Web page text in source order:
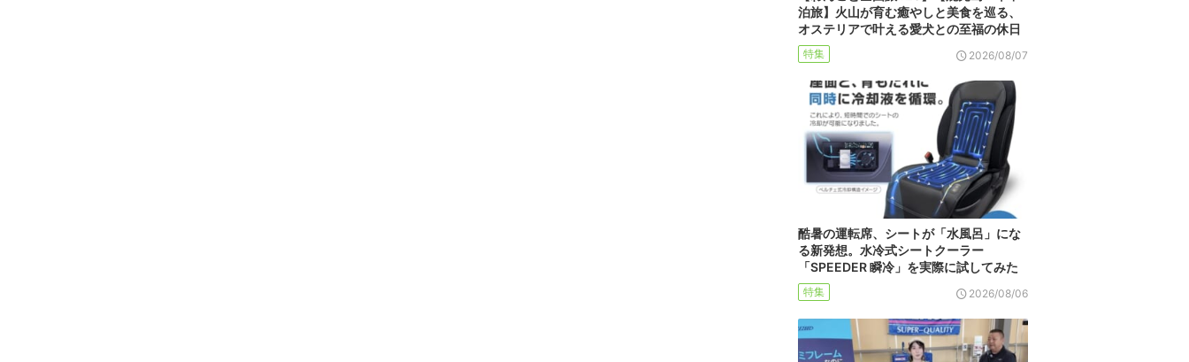
泊旅】火山が育む癒やしと美食を巡る、
オステリアで叶える愛犬との至福の休日
特集 2026/08/07
酷暑の運転席、シートが「水風呂」にな
る新発想。水冷式シートクーラー
「SPEEDER 瞬冷」を実際に試してみた
特集 2026/08/06